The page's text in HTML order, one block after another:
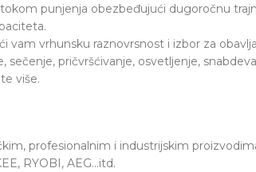
punjenja obezbeđujući dugoročnu
vam vrhunsku raznovrsnost i izbor za
pričvršćivanje, osvetljenje,
više.
profesionalnim i industrijskim
RYOBI, AEG…itd.